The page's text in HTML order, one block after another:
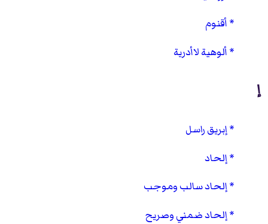
أقنوم
ألوهية لاأدرية
إ
إبريق راسل
إلحاد
إلحاد سالب وموجب
إلحاد ضمني وصريح